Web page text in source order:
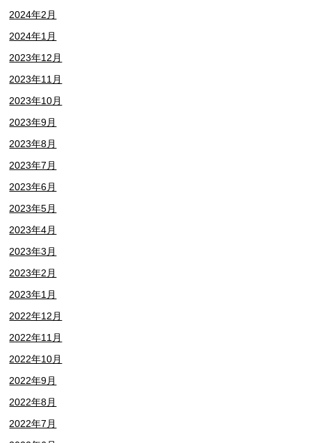
2024年2月
2024年1月
2023年12月
2023年11月
2023年10月
2023年9月
2023年8月
2023年7月
2023年6月
2023年5月
2023年4月
2023年3月
2023年2月
2023年1月
2022年12月
2022年11月
2022年10月
2022年9月
2022年8月
2022年7月